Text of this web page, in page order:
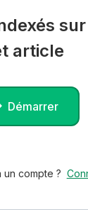
article
Démarrer
un compte ?